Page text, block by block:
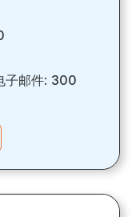
子邮件: 300